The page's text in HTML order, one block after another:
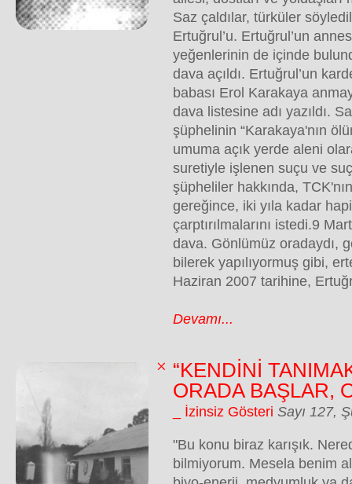
Saz çaldılar, türküler
Ertuğrul’u. Ertuğrul’un
yeğenlerinin de içinde
dava açıldı. Ertuğrul’un
babası Erol Karakaya
dava listesine adı yazıldı.
şüphelinin “Karakaya'nın
umuma açık yerde aleni
suretiyle işlenen suçu ve
şüpheliler hakkında,
gereğince, iki yıla kadar
çarptırılmalarını istedi.9
dava. Gönlümüz oradaydı,
bilerek yapılıyormuş gibi,
Haziran 2007 tarihine,
Devamı...
“KENDİNİ
ORADA BAŞLAR,
_ İzinsiz Gösteri Sayı 127,
"Bu konu biraz karışık.
bilmiyorum. Mesela benim